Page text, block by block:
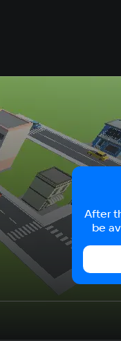
After
be